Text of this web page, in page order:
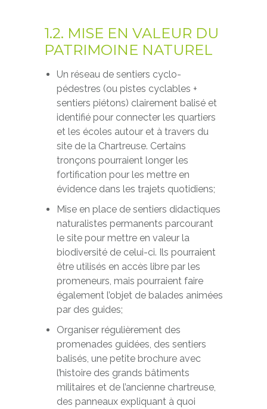
1.2. MISE EN VALEUR DU
PATRIMOINE NATUREL
Un réseau de sentiers cyclo-
pédestres (ou pistes cyclables +
sentiers piétons) clairement balisé et
identifié pour connecter les quartiers
et les écoles autour et à travers du
site de la Chartreuse. Certains
tronçons pourraient longer les
fortification pour les mettre en
évidence dans les trajets quotidiens;
Mise en place de sentiers didactiques
naturalistes permanents parcourant
le site pour mettre en valeur la
biodiversité de celui-ci. Ils pourraient
être utilisés en accès libre par les
promeneurs, mais pourraient faire
également l’objet de balades animées
par des guides;
Organiser régulièrement des
promenades guidées, des sentiers
balisés, une petite brochure avec
l’histoire des grands bâtiments
militaires et de l’ancienne chartreuse,
des panneaux expliquant à quoi